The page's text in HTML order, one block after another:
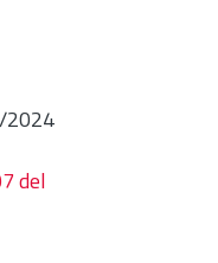
2024
del